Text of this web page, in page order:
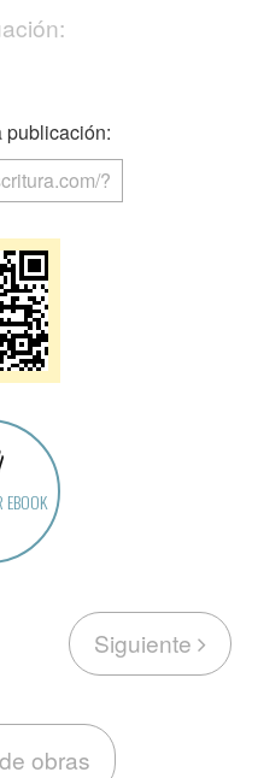
EBOOK
Siguiente
obras